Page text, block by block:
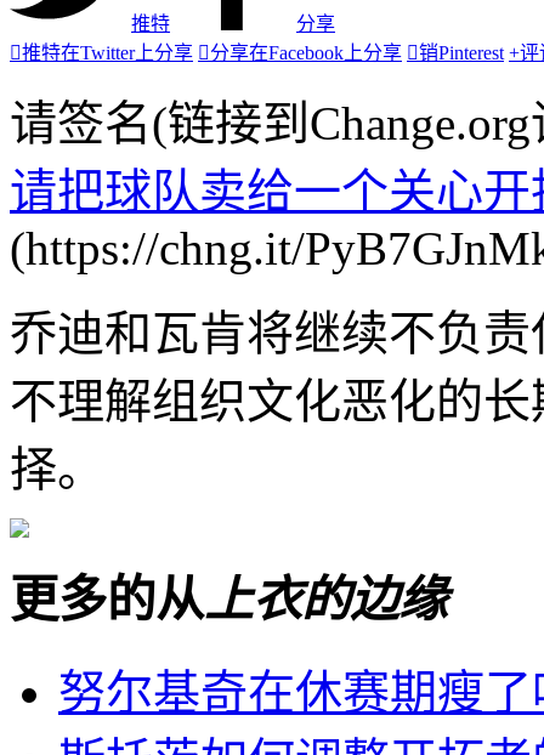
推特
分享
推特在Twitter上分享 分享在Facebook上分享 销Pinterest +评
请签名(链接到
请把球队卖给一个关心
(https://chng.it/
乔迪和瓦肯将继续不负
不理解组织文化恶化的
择。
更多的从上衣的边缘
努尔基奇在休赛期瘦了